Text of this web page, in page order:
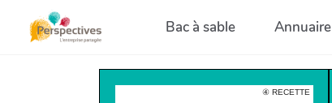
Aller au contenu principalBac à sable Annuaire
④ RECETTE